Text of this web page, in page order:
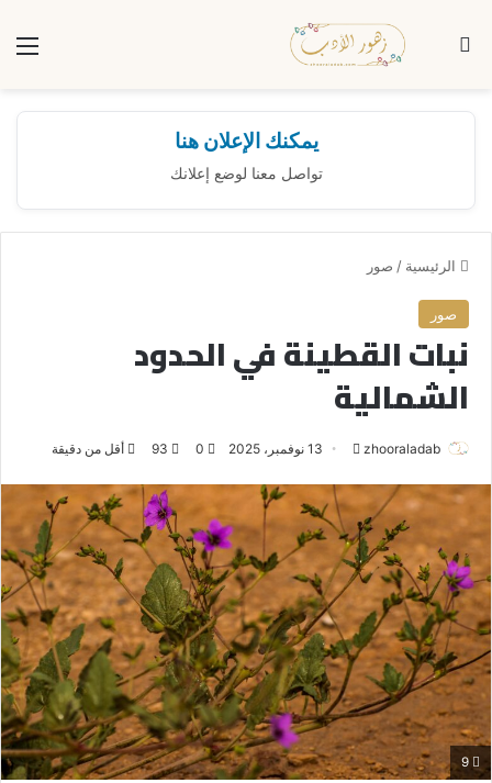
بحث عن
يمكنك الإعلان هنا
تواصل معنا لوضع إعلانك
الرئيسية / صور
صور
نبات القطينة في الحدود
الشمالية
zhooraladab
س
ل
ر
ي
د
ا
ل
ك
ت
13 نوفمبر، 2025 0
93 أقل من دقيقة